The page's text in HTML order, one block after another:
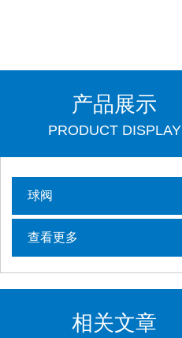
产品展示
PRODUCT DISPLAY
球阀
查看更多
相关文章